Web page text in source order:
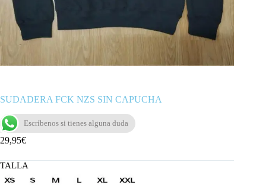
SUDADERA FCK NZS SIN CAPUCHA
Escríbenos si tienes alguna duda
29,95€
TALLA